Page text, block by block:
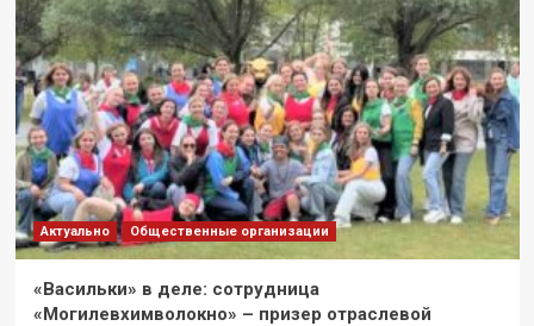
Актуально Общественные организации
«Васильки» в деле: сотрудница
«Могилевхимволокно» – призер отраслевой